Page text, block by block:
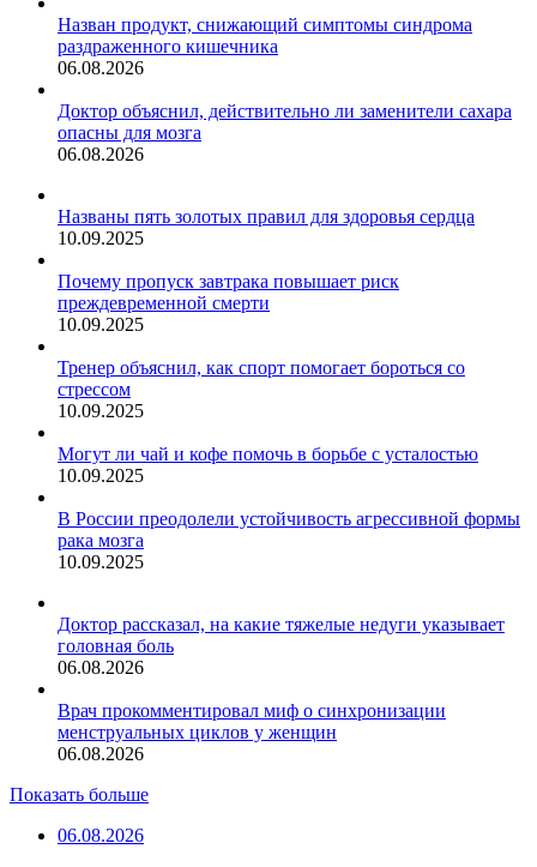
Назван продукт, снижающий симптомы синдрома
раздраженного кишечника
06.08.2026
Доктор объяснил, действительно ли заменители сахара
опасны для мозга
06.08.2026
Названы пять золотых правил для здоровья сердца
10.09.2025
Почему пропуск завтрака повышает риск
преждевременной смерти
10.09.2025
Тренер объяснил, как спорт помогает бороться со
стрессом
10.09.2025
Могут ли чай и кофе помочь в борьбе с усталостью
10.09.2025
В России преодолели устойчивость агрессивной формы
рака мозга
10.09.2025
Доктор рассказал, на какие тяжелые недуги указывает
головная боль
06.08.2026
Врач прокомментировал миф о синхронизации
менструальных циклов у женщин
06.08.2026
Показать больше
06.08.2026